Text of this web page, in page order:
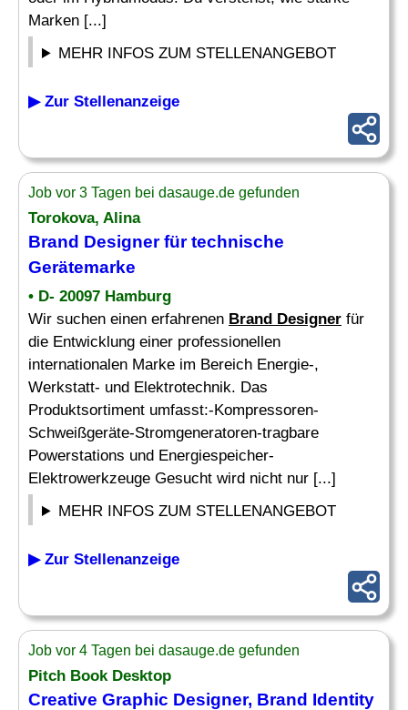
Marken [...]
MEHR INFOS ZUM STELLENANGEBOT
▶ Zur Stellenanzeige
Job vor 3 Tagen bei dasauge.de gefunden
Torokova, Alina
Brand Designerfür technische
Gerätemarke
• D- 20097 Hamburg
Wir suchen einen erfahrenen Brand Designer für
die Entwicklung einer professionellen
internationalen Marke im Bereich Energie-,
Werkstatt- und Elektrotechnik. Das
Produktsortiment umfasst:-Kompressoren-
Schweißgeräte-Stromgeneratoren-tragbare
Powerstations und Energiespeicher-
Elektrowerkzeuge Gesucht wird nicht nur [...]
MEHR INFOS ZUM STELLENANGEBOT
▶ Zur Stellenanzeige
Job vor 4 Tagen bei dasauge.de gefunden
Pitch Book Desktop
Creative Graphic Designer, Brand Identity